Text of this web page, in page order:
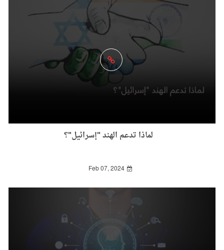
لماذا تدعم الهند "إسرائيل"؟
Feb 07, 2024